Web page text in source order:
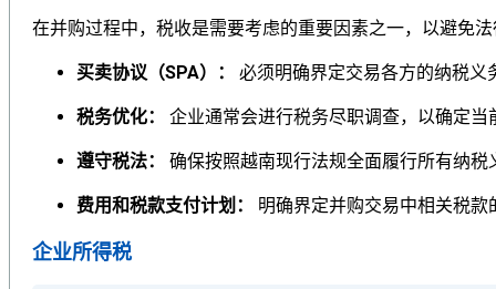
在并购过程中，税收是需要考虑的重要因素之一，以避免
买卖协议（SPA）： 必须明确界定交易各方的纳税义
税务优化： 企业通常会进行税务尽职调查，以确定
遵守税法： 确保按照越南现行法规全面履行所有纳
费用和税款支付计划： 明确界定并购交易中相关税
企业所得税